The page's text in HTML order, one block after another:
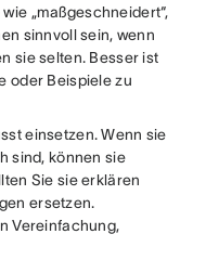
„maßgeschneidert“,
sinnvoll sein, wenn
sie selten. Besser ist
oder Beispiele zu
einsetzen. Wenn sie
sind, können sie
Sie sie erklären
ersetzen.
Vereinfachung,